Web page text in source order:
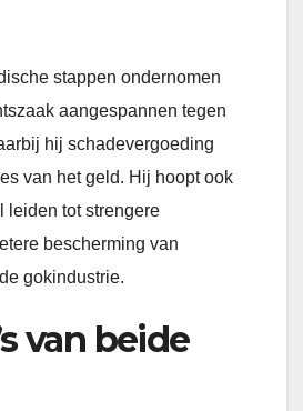
stappen ondernomen
aangespannen tegen
hij schadevergoeding
van het geld. Hij hoopt ook
leiden tot strengere
bescherming van
gokindustrie.
van beide